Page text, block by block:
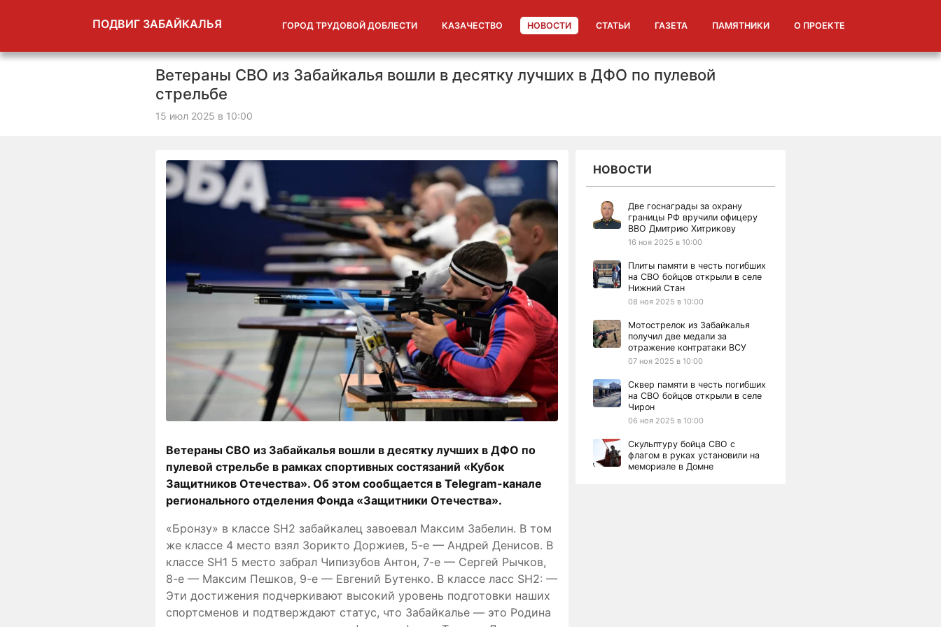
ПОДВИГ ЗАБАЙКАЛЬЯ ГОРОД ТРУДОВОЙ ДОБЛЕСТИ КАЗАЧЕСТВО НОВОСТИ СТАТЬИ ГАЗЕТА ПАМЯТНИКИ О ПРОЕКТЕ
Ветераны СВО из Забайкалья вошли в десятку лучших в ДФО по пулевой
стрельбе
15 июл 2025 в 10:00
Ветераны СВО из Забайкалья вошли в десятку лучших в ДФО по
пулевой стрельбе в рамках спортивных состязаний «Кубок
Защитников Отечества». Об этом сообщается в Telegram-канале
регионального отделения Фонда «Защитники Отечества».
«Бронзу» в классе SH2 забайкалец завоевал Максим Забелин. В том
же классе 4 место взял Зорикто Доржиев, 5-е — Андрей Денисов. В
классе SH1 5 место забрал Чипизубов Антон, 7-е — Сергей Рычков,
8-е — Максим Пешков, 9-е — Евгений Бутенко. В классе ласс SH2: —
Эти достижения подчеркивают высокий уровень подготовки наших
спортсменов и подтверждают статус, что Забайкалье — это Родина
НОВОСТИ
Две госнаграды за охрану
границы РФ вручили офицеру
ВВО Дмитрию Хитрикову
16 ноя 2025 в 10:00
Плиты памяти в честь погибших
на СВО бойцов открыли в селе
Нижний Стан
08 ноя 2025 в 10:00
Мотострелок из Забайкалья
получил две медали за
отражение контратаки ВСУ
07 ноя 2025 в 10:00
Сквер памяти в честь погибших
на СВО бойцов открыли в селе
Чирон
06 ноя 2025 в 10:00
Скульптуру бойца СВО с
флагом в руках установили на
мемориале в Домне